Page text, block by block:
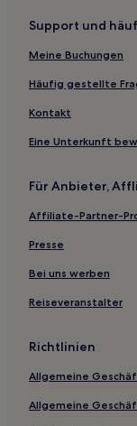
Hotels nahe New
Hotels nahe
B&B in Royal Street
Motels in Houma
Support und
Meine Buchungen
Häufig gestellte
Kontakt
Eine Unterkunft
Für Anbieter,
Affiliate-Partner-
Presse
Bei uns werben
Reiseveranstalter
Richtlinien
Allgemeine
Allgemeine